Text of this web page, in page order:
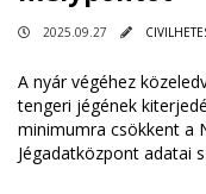
2025.09.27
A nyár végéhez
tengeri jégének
minimumra csökkent a
Jégadatközpont adatai